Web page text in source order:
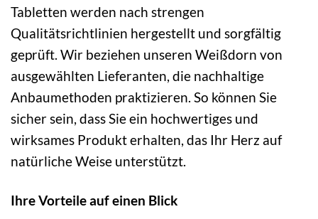
Tabletten werden nach strengen
Qualitätsrichtlinien hergestellt und sorgfältig
geprüft. Wir beziehen unseren Weißdorn von
ausgewählten Lieferanten, die nachhaltige
Anbaumethoden praktizieren. So können Sie
sicher sein, dass Sie ein hochwertiges und
wirksames Produkt erhalten, das Ihr Herz auf
natürliche Weise unterstützt.
Ihre Vorteile auf einen Blick